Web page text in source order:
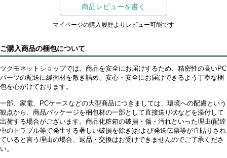
商品レビューを書く
マイページの購入履歴よりレビュー可能です
ご購入商品の梱包について
ツクモネットショップでは、商品を安全にお届けするため、精密性の高いPC
パーツの配送に緩衝材を敷き詰め、安心・安全にお届けできるよう丁寧な梱
包を心がけております。
一部、家電、PCケースなどの大型商品につきましては、環境への配慮という
観点から、商品パッケージを梱包材の一部として直接送り状などを添付して
出荷する場合がございます。商品化粧箱の破損・傷・汚れといった理由(配達
中のトラブル等で発生する著しい破損を除き)および発送伝票等が直貼りされ
ていると言う理由の場合、返品・交換はお受けできませんのでご了承くださ
い。